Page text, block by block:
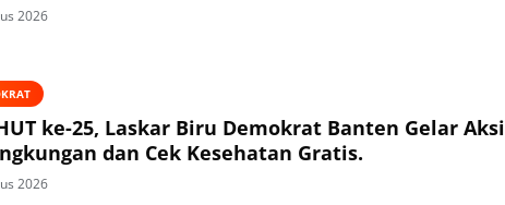
2026
ke-25, Laskar Biru Demokrat Banten Gelar Aksi
dan Cek Kesehatan Gratis.
2026